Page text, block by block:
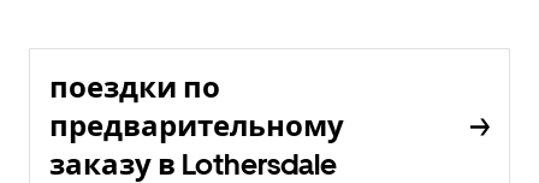
поездки по
предварительному
заказу в Lothersdale